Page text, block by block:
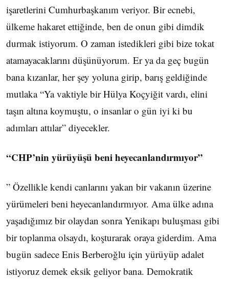
işaretlerini Cumhurbaşkanım veriyor. Bir ecnebi,
ülkeme hakaret ettiğinde, ben de onun gibi dimdik
durmak istiyorum. O zaman istedikleri gibi bize tokat
atamayacaklarını düşünüyorum. Er ya da geç bugün
bana kızanlar, her şey yoluna girip, barış geldiğinde
mutlaka “Ya vaktiyle bir Hülya Koçyiğit vardı, elini
taşın altına koymuştu, o insanlar o gün iyi ki bu
adımları attılar” diyecekler.
“CHP’nin yürüyüşü beni heyecanlandırmıyor”
” Özellikle kendi canlarını yakan bir vakanın üzerine
yürümeleri beni heyecanlandırmıyor. Ama ülke adına
yaşadığımız bir olaydan sonra Yenikapı buluşması gibi
bir toplanma olsaydı, koşturarak oraya giderdim. Ama
bugün sadece Enis Berberoğlu için yürüyüp adalet
istiyoruz demek eksik geliyor bana. Demokratik